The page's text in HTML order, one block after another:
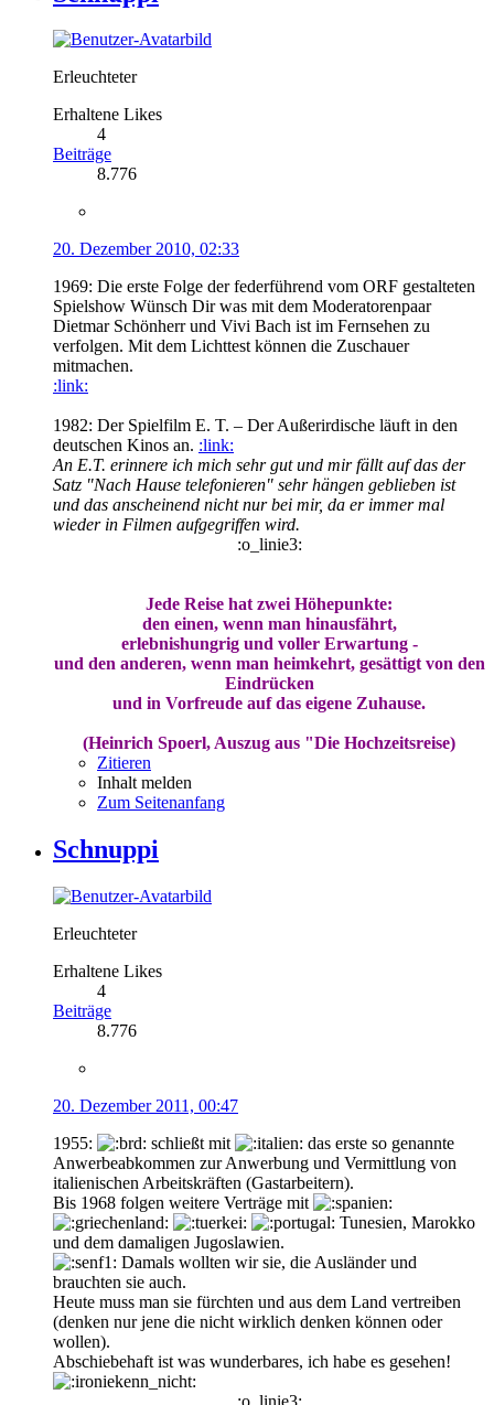
Erleuchteter
Erhaltene Likes
4
Beiträge
8.776
20. Dezember 2010, 02:33
1969: Die erste Folge der federführend vom ORF gestalteten
Spielshow Wünsch Dir was mit dem Moderatorenpaar
Dietmar Schönherr und Vivi Bach ist im Fernsehen zu
verfolgen. Mit dem Lichttest können die Zuschauer
mitmachen.
:link:
1982: Der Spielfilm E. T. – Der Außerirdische läuft in den
deutschen Kinos an. :link:
An E.T. erinnere ich mich sehr gut und mir fällt auf das der
Satz "Nach Hause telefonieren" sehr hängen geblieben ist
und das anscheinend nicht nur bei mir, da er immer mal
wieder in Filmen aufgegriffen wird.
:o_linie3:
Jede Reise hat zwei Höhepunkte:
den einen, wenn man hinausfährt,
erlebnishungrig und voller Erwartung -
und den anderen, wenn man heimkehrt, gesättigt von den
Eindrücken
und in Vorfreude auf das eigene Zuhause.
(Heinrich Spoerl, Auszug aus "Die Hochzeitsreise)
Zitieren
Inhalt melden
Zum Seitenanfang
Schnuppi
Erleuchteter
Erhaltene Likes
4
Beiträge
8.776
20. Dezember 2011, 00:47
1955:
schließt mit
das erste so genannte
Anwerbeabkommen zur Anwerbung und Vermittlung von
italienischen Arbeitskräften (Gastarbeitern).
Bis 1968 folgen weitere Verträge mit
Tunesien, Marokko
und dem damaligen Jugoslawien.
Damals wollten wir sie, die Ausländer und
brauchten sie auch.
Heute muss man sie fürchten und aus dem Land vertreiben
(denken nur jene die nicht wirklich denken können oder
wollen).
Abschiebehaft ist was wunderbares, ich habe es gesehen!